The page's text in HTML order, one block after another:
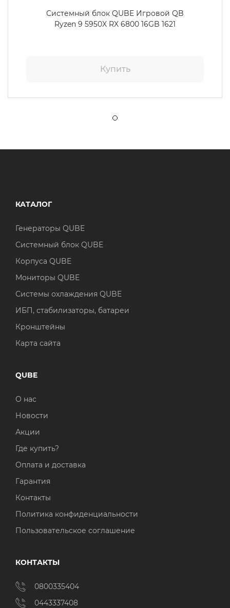
Системный блок QUBE Игровой QB
Ryzen 9 5950X RX 6800 16GB 1621
Купить
КАТАЛОГ
Генераторы QUBE
Системный блок QUBE
Корпуса QUBE
Мониторы QUBE
Системы охлаждения QUBE
ИБП, стабилизаторы, батареи
Кронштейны
Карта сайта
QUBE
О нас
Новости
Акции
Где купить?
Оплата и доставка
Гарантия
Контакты
Политика конфиденциальности
Пользовательское соглашение
КОНТАКТЫ
0800335404
0443337408